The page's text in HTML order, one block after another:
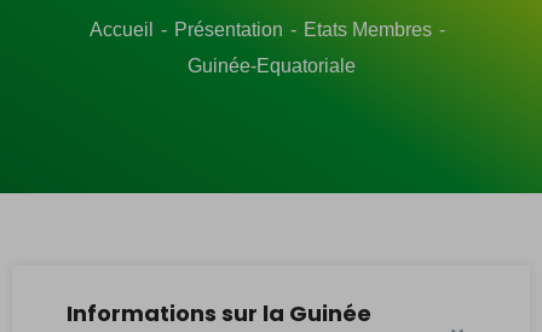
Accueil Présentation
Etats Membres
Guinée-Equatoriale
Informations sur la Guinée